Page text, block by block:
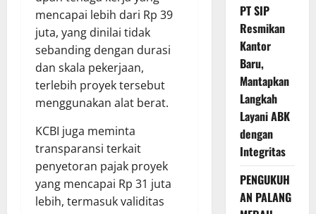
mencapai lebih dari Rp 39
juta, yang dinilai tidak
sebanding dengan durasi
dan skala pekerjaan,
terlebih proyek tersebut
menggunakan alat berat.
KCBI juga meminta
transparansi terkait
penyetoran pajak proyek
yang mencapai Rp 31 juta
lebih, termasuk validitas
PT SIP
Resmikan
Kantor
Baru,
Mantapkan
Langkah
Layani ABK
dengan
Integritas
PENGUKUH
AN PALANG